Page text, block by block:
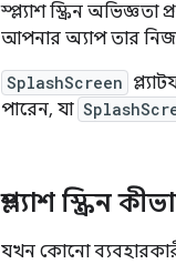
স্প্ল্যাশ স্ক্রিন
আপনার অ্যাপ তার
SplashScreen
পারেন, যা
স্প্ল্যাশ স্ক্রিন
যখন কোনো